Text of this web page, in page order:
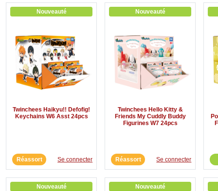
Nouveauté
Twinchees Haikyu!! Defofig!
Keychains W6 Asst 24pcs
Réassort Se connecter
Nouveauté
Twinchees Hello Kitty &
Friends My Cuddly Buddy
Figurines W7 24pcs
Réassort Se connecter
Nouveauté Nouveauté